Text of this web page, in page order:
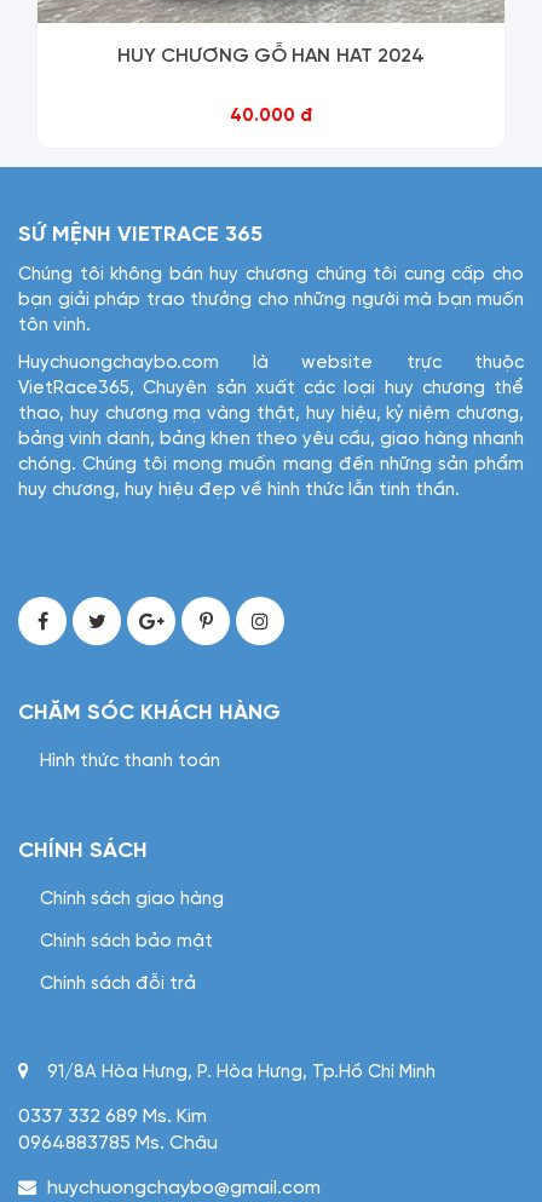
HUY CHƯƠNG GỖ HAN HAT 2024
40.000 đ
SỨ MỆNH VIETRACE 365
Chúng tôi không bán huy chương chúng tôi cung cấp cho
bạn giải pháp trao thưởng cho những người mà bạn muốn
tôn vinh.
Huychuongchaybo.com là website trực thuộc
VietRace365, Chuyên sản xuất các loại huy chương thể
thao, huy chương mạ vàng thật, huy hiệu, kỷ niệm chương,
bảng vinh danh, bảng khen theo yêu cầu, giao hàng nhanh
chóng. Chúng tôi mong muốn mang đến những sản phẩm
huy chương, huy hiệu đẹp về hình thức lẫn tinh thần.
CHĂM SÓC KHÁCH HÀNG
Hình thức thanh toán
CHÍNH SÁCH
Chính sách giao hàng
Chính sách bảo mật
Chính sách đỗi trả
91/8A Hòa Hưng, P. Hòa Hưng, Tp.Hồ Chí Minh
0337 332 689 Ms. Kim
0964883785 Ms. Châu
huychuongchaybo@gmail.com